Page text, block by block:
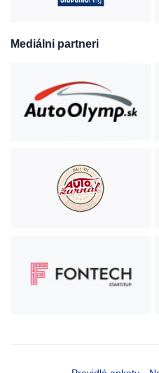
Mediálni partneri